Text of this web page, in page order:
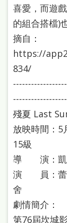
喜愛，而遊
的組合搭檔)
摘自：
https://
834/
殘夏 Last
放映時間：
15級
導 演：凱
演 員：蕾
舍
劇情簡介：
第76屆坎城